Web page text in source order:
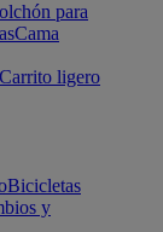
para
Cama
Carrito ligero
Bicicletas
y